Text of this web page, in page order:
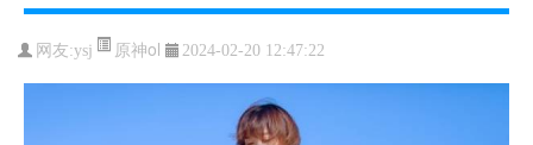
网友:ysj 原神ol 2024-02-20 12:47:22